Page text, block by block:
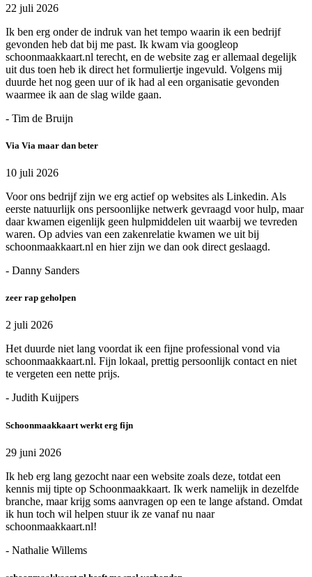
22 juli 2026
Ik ben erg onder de indruk van het tempo waarin ik een bedrijf
gevonden heb dat bij me past. Ik kwam via googleop
schoonmaakkaart.nl terecht, en de website zag er allemaal degelijk
uit dus toen heb ik direct het formuliertje ingevuld. Volgens mij
duurde het nog geen uur of ik had al een organisatie gevonden
waarmee ik aan de slag wilde gaan.
- Tim de Bruijn
Via Via maar dan beter
10 juli 2026
Voor ons bedrijf zijn we erg actief op websites als Linkedin. Als
eerste natuurlijk ons persoonlijke netwerk gevraagd voor hulp, maar
daar kwamen eigenlijk geen hulpmiddelen uit waarbij we tevreden
waren. Op advies van een zakenrelatie kwamen we uit bij
schoonmaakkaart.nl en hier zijn we dan ook direct geslaagd.
- Danny Sanders
zeer rap geholpen
2 juli 2026
Het duurde niet lang voordat ik een fijne professional vond via
schoonmaakkaart.nl. Fijn lokaal, prettig persoonlijk contact en niet
te vergeten een nette prijs.
- Judith Kuijpers
Schoonmaakkaart werkt erg fijn
29 juni 2026
Ik heb erg lang gezocht naar een website zoals deze, totdat een
kennis mij tipte op Schoonmaakkaart. Ik werk namelijk in dezelfde
branche, maar krijg soms aanvragen op een te lange afstand. Omdat
ik hun toch wil helpen stuur ik ze vanaf nu naar
schoonmaakkaart.nl!
- Nathalie Willems